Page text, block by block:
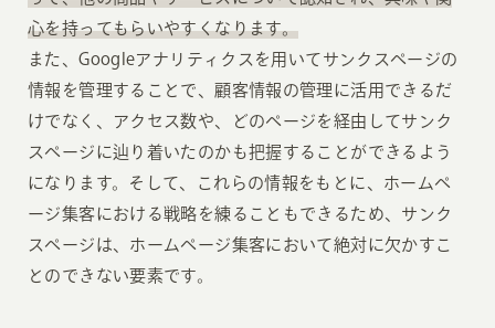
心を持ってもらいやすくなります。
また、Googleアナリティクスを用いてサンクスページの
情報を管理することで、顧客情報の管理に活用できるだ
けでなく、アクセス数や、どのページを経由してサンク
スページに辿り着いたのかも把握することができるよう
になります。そして、これらの情報をもとに、ホームペ
ージ集客における戦略を練ることもできるため、サンク
スページは、ホームページ集客において絶対に欠かすこ
とのできない要素です。